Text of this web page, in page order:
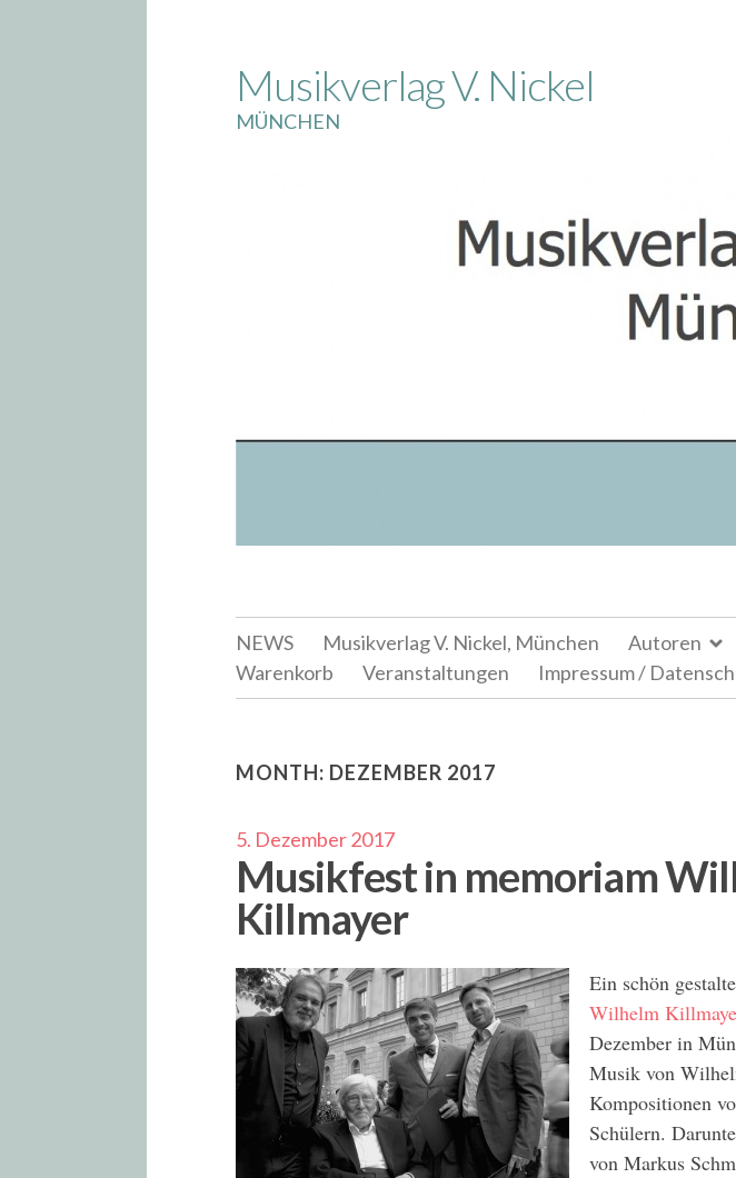
content
Musikverlag V. Nickel
MÜNCHEN
NEWS Musikverlag V. Nickel, München Autoren
Warenkorb
Veranstaltungen Impressum /
MONTH: DEZEMBER 2017
5. Dezember 2017
Musikfest in memoriam
Killmayer
Ein schön
Wilhelm
Dezember in
Musik von
Kompositionen
Schülern.
von Markus